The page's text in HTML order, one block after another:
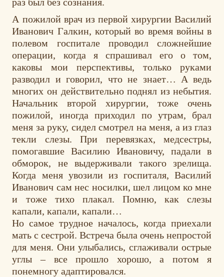
А пожилой врач из первой хирургии Василий
Иванович Галкин, который во время войны в
полевом госпитале проводил сложнейшие
операции, когда я спрашивал его о том,
каковы мои перспективы, только руками
разводил и говорил, что не знает… А ведь
многих он действительно поднял из небытия.
Начальник второй хирургии, тоже очень
пожилой, иногда приходил по утрам, брал
меня за руку, сидел смотрел на меня, а из глаз
текли слезы. При перевязках, медсестры,
помогавшие Василию Ивановичу, падали в
обморок, не выдерживали такого зрелища.
Когда меня увозили из госпиталя, Василий
Иванович сам нес носилки, шел лицом ко мне
и тоже тихо плакал. Помню, как слезы
капали, капали, капали…
Но самое трудное началось, когда приехали
мать с сестрой. Встреча была очень непростой
для меня. Они улыбались, сглаживали острые
углы – все прошло хорошо, а потом я
понемногу адаптировался.